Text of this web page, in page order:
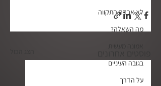
לא אבדה התקווה
מה השאלה?
אמונה מעשית
בגובה העיניים
על הדרך